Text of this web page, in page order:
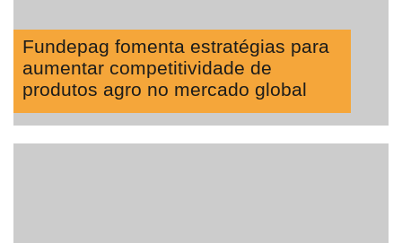
Fundepag fomenta estratégias para
aumentar competitividade de
produtos agro no mercado global